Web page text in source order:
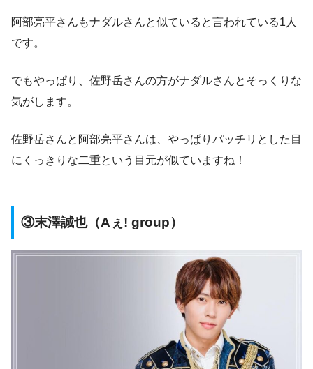
阿部亮平さんもナダルさんと似ていると言われている1人
です。
でもやっぱり、佐野岳さんの方がナダルさんとそっくりな
気がします。
佐野岳さんと阿部亮平さんは、やっぱりパッチリとした目
にくっきりな二重という目元が似ていますね！
③末澤誠也（Aぇ! group）